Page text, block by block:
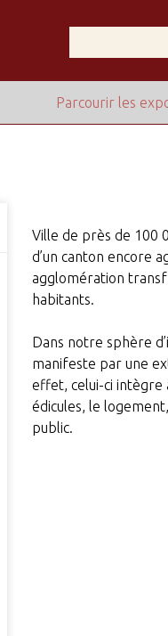
Parcourir les
Ville de près de 100
d’un canton encore
agglomération
habitants.
Dans notre sphère
manifeste par une
effet, celui-ci intègre
édicules, le
public.